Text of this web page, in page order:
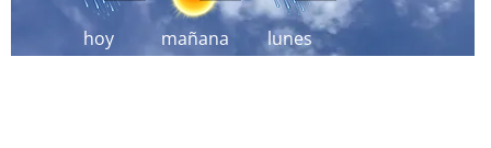
hoy mañana lunes